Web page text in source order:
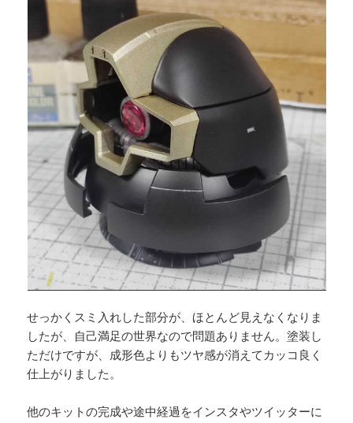
せっかくスミ入れした部分が、ほとんど見えなくなりま
したが、自己満足の世界なので問題ありません。塗装し
ただけですが、成形色よりもツヤ感が消えてカッコ良く
仕上がりました。
他のキットの完成や途中経過をインスタやツイッターに